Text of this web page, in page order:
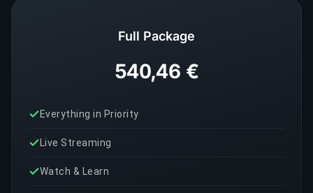
Full Package
540,46 €
Everything in Priority
Live Streaming
Watch & Learn